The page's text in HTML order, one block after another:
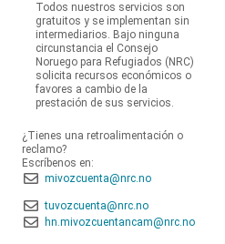
Todos nuestros servicios son
gratuitos y se implementan sin
intermediarios. Bajo ninguna
circunstancia el Consejo
Noruego para Refugiados (NRC)
solicita recursos económicos o
favores a cambio de la
prestación de sus servicios.
¿Tienes una retroalimentación o
reclamo?
Escríbenos en:
mivozcuenta@nrc.no
tuvozcuenta@nrc.no
hn.mivozcuentancam@nrc.no